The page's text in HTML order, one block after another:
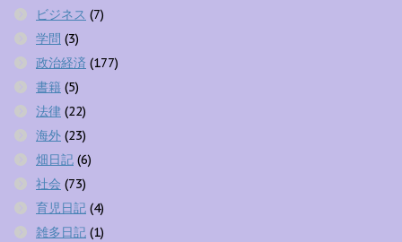
ビジネス (7)
学問 (3)
政治経済 (177)
書籍 (5)
法律 (22)
海外 (23)
畑日記 (6)
社会 (73)
育児日記 (4)
雑多日記 (1)